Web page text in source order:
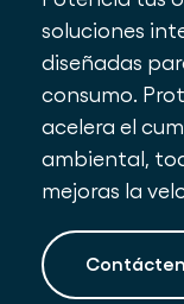
soluciones
diseñadas
consumo.
acelera el
ambiental,
mejoras la